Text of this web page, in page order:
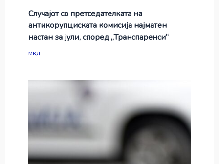
Случајот со претседателката на
антикорупциската комисија најматен
настан за јули, според „Транспаренси“
мкд